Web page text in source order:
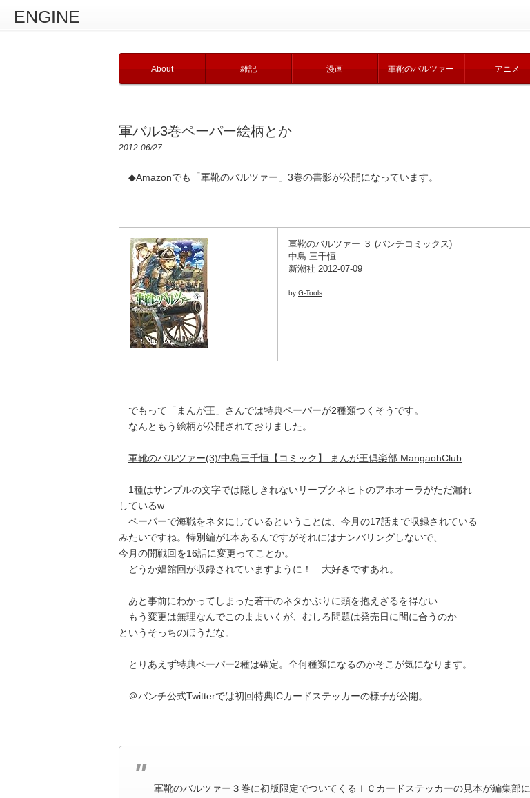
ENGINE
About 雑記 漫画 軍靴のバルツァー アニメ
軍バル3巻ペーパー絵柄とか
2012-06/27
◆Amazonでも「軍靴のバルツァー」3巻の書影が公開になっています。
軍靴のバルツァー ３ (バンチコミックス)
中島 三千恒
新潮社 2012-07-09
by G-Tools
でもって「まんが王」さんでは特典ペーパーが2種類つくそうです。
なんともう絵柄が公開されておりました。
軍靴のバルツァー(3)/中島三千恒【コミック】 まんが王倶楽部 MangaohClub
1種はサンプルの文字では隠しきれないリープクネヒトのアホオーラがただ漏れ
しているw
ペーパーで海戦をネタにしているということは、今月の17話まで収録されている
みたいですね。特別編が1本あるんですがそれにはナンバリングしないで、
今月の開戦回を16話に変更ってことか。
どうか娼館回が収録されていますように！ 大好きですあれ。
あと事前にわかってしまった若干のネタかぶりに頭を抱えざるを得ない……
もう変更は無理なんでこのままいくが、むしろ問題は発売日に間に合うのか
というそっちのほうだな。
とりあえず特典ペーパー2種は確定。全何種類になるのかそこが気になります。
＠バンチ公式Twitterでは初回特典ICカードステッカーの様子が公開。
軍靴のバルツァー３巻に初版限定でついてくるＩＣカードステッカーの見本が編集部に